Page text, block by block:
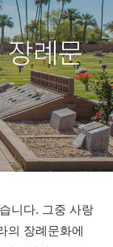
례문
니다. 그중 사랑
의 장례문화에